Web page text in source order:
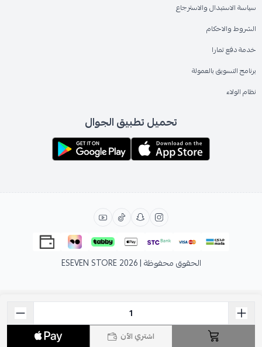
اشتري الآن
سياسة الاستبدال والاسترجاع
الشروط والاحكام
خدمة دفع تمارا
برنامج التسويق بالعمولة
نظام الولاء
تحميل تطبيق الجوال
الحقوق محفوظة | 2026 ESEVEN STORE